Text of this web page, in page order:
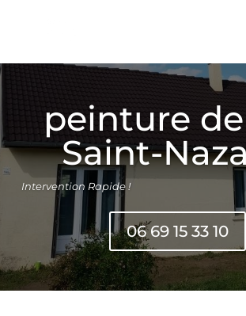
peinture
Saint-
Intervention Rapide !
06 69 15 33 10